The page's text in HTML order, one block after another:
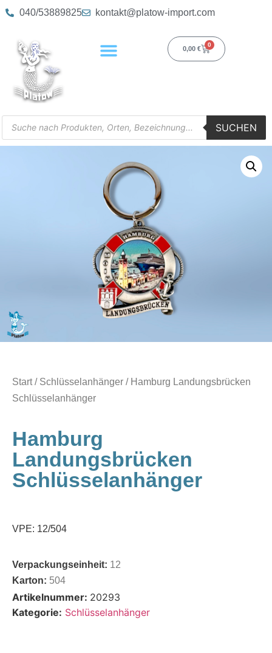
040/53889825 kontakt@platow-import.com
0,00 €
0
SUCHEN
Start/ Schlüsselanhänger / Hamburg Landungsbrücken
Schlüsselanhänger
Hamburg
Landungsbrücken
Schlüsselanhänger
VPE: 12/504
Verpackungseinheit: 12
Karton: 504
Artikelnummer: 20293
Kategorie: Schlüsselanhänger